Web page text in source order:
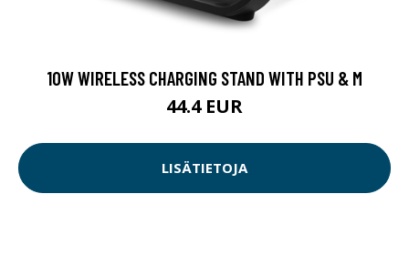
10W WIRELESS CHARGING STAND WITH PSU & M
44.4 EUR
LISÄTIETOJA